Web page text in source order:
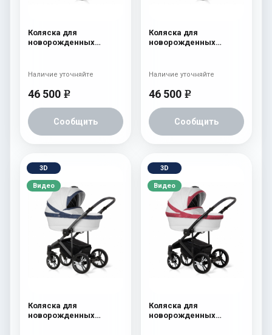
Коляска для
новорожденных
46 500 e
Сообщить
Наличие уточняйте
Коляска для
новорожденных
46 500 e
Сообщить
Наличие уточняйте
3D
Видео
Коляска для
новорожденных
3D
Видео
Коляска для
новорожденных